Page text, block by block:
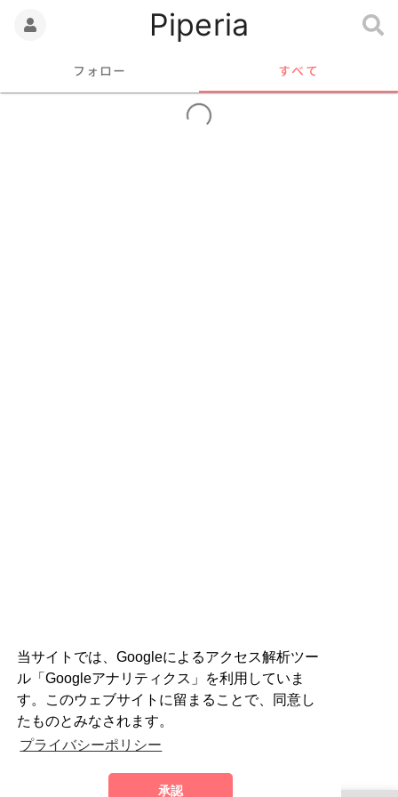
当サイトでは、Googleによるアクセス解析ツー
ル「Googleアナリティクス」を利用していま
す。このウェブサイトに留まることで、同意し
たものとみなされます。
プライバシーポリシー
承認
Piperia
フォロー すべて